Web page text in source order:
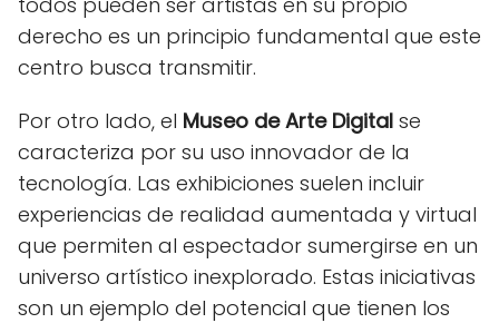
derecho es un principio fundamental que este
centro busca transmitir.
Por otro lado, el Museo de Arte Digital se
caracteriza por su uso innovador de la
tecnología. Las exhibiciones suelen incluir
experiencias de realidad aumentada y virtual
que permiten al espectador sumergirse en un
universo artístico inexplorado. Estas iniciativas
son un ejemplo del potencial que tienen los